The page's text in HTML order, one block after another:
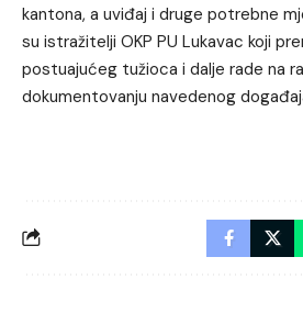
kantona, a uviđaj i druge potrebne
su istražitelji OKP PU Lukavac koji
postuajućeg tužioca i dalje rade na
dokumentovanju navedenog